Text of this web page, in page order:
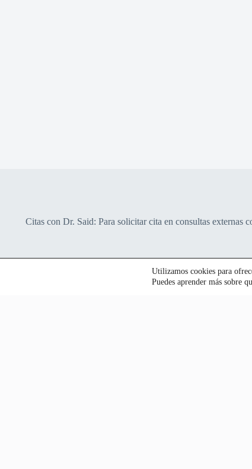
Citas con Dr. Said: Para solicitar cita en consultas
Utilizamos cookies para
Puedes aprender más sobre